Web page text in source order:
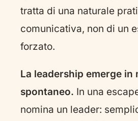
tratta di una naturale
comunicativa, non di un
forzato.
La leadership emerge in
spontaneo. In una
nomina un leader: